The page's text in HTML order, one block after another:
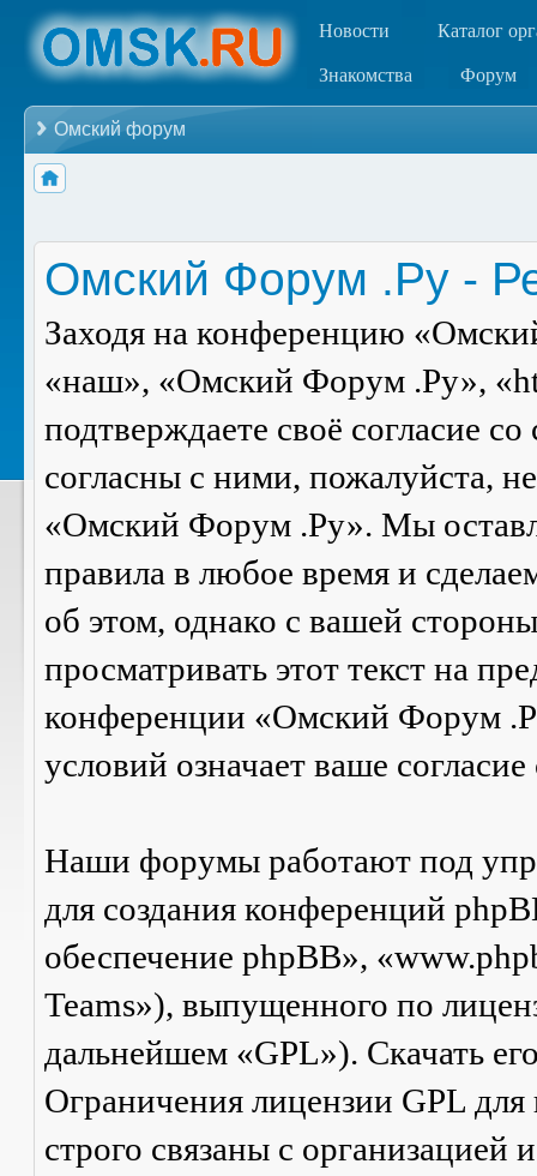
Новости Каталог
Знакомства Форум
Омский форум
Омский Форум .Ру -
Заходя на конференцию
«наш», «Омский Форум .Ру»,
подтверждаете своё согласие
согласны с ними, пожалуйста,
«Омский Форум .Ру». Мы
правила в любое время и
об этом, однако с вашей
просматривать этот текст на
конференции «Омский Форум
условий означает ваше
Наши форумы работают под
для создания конференций
обеспечение phpBB»,
Teams»), выпущенного по
дальнейшем «GPL»). Скачать
Ограничения лицензии GPL
строго связаны с